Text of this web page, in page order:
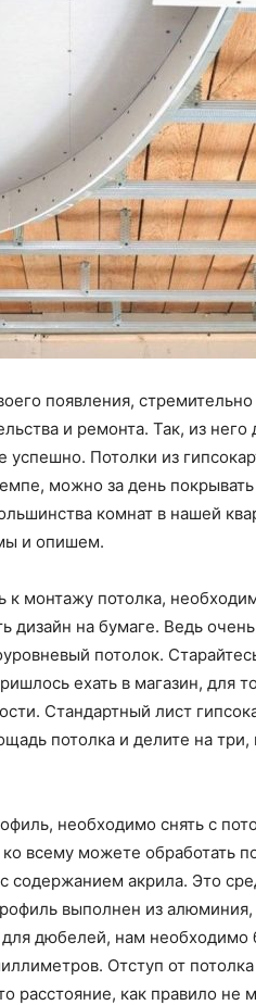
появления,
и ремонта. Так, из
Потолки из
можно за день
комнат в нашей
и опишем.
к монтажу потолка,
дизайн на бумаге. Ведь
потолок.
ехать в магазин, для
Стандартный лист
потолка и делите на
необходимо снять с
всему можете обработать
содержанием акрила. Это
выполнен из
дюбелей, нам необходимо
Отступ от
расстояние, как правило не